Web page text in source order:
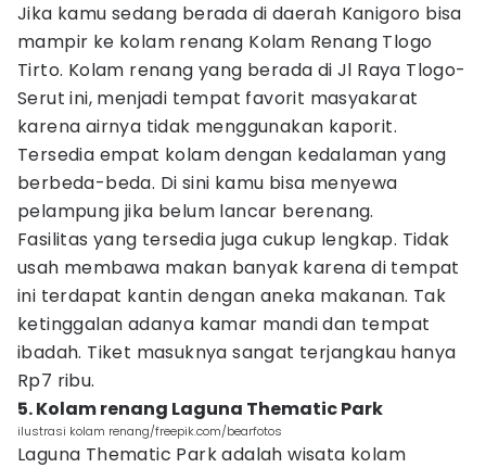
Jika kamu sedang berada di daerah Kanigoro bisa
mampir ke kolam renang Kolam Renang Tlogo
Tirto. Kolam renang yang berada di Jl Raya Tlogo-
Serut ini, menjadi tempat favorit masyakarat
karena airnya tidak menggunakan kaporit.
Tersedia empat kolam dengan kedalaman yang
berbeda-beda. Di sini kamu bisa menyewa
pelampung jika belum lancar berenang.
Fasilitas yang tersedia juga cukup lengkap. Tidak
usah membawa makan banyak karena di tempat
ini terdapat kantin dengan aneka makanan. Tak
ketinggalan adanya kamar mandi dan tempat
ibadah. Tiket masuknya sangat terjangkau hanya
Rp7 ribu.
5. Kolam renang Laguna Thematic Park
ilustrasi kolam renang/freepik.com/bearfotos
Laguna Thematic Park adalah wisata kolam